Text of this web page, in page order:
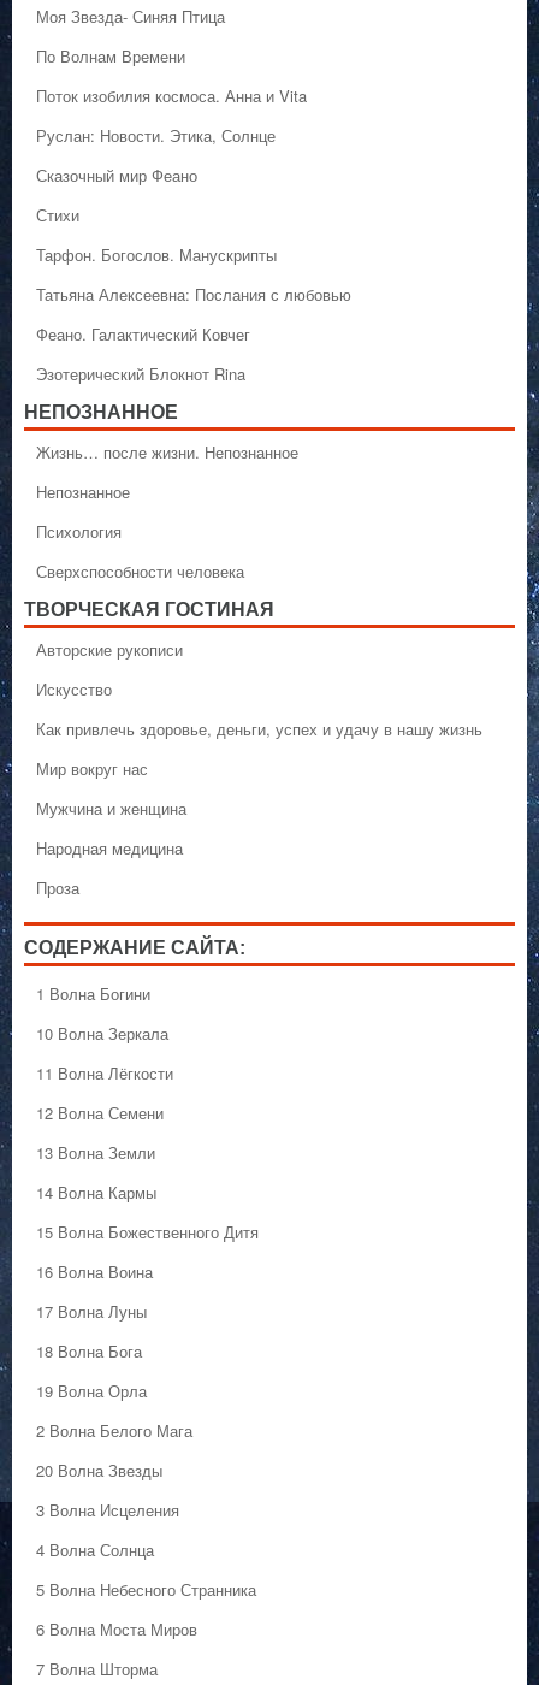
Моя Звезда- Синяя Птица
По Волнам Времени
Поток изобилия космоса. Анна и Vita
Руслан: Новости. Этика, Солнце
Сказочный мир Феано
Стихи
Тарфон. Богослов. Манускрипты
Татьяна Алексеевна: Послания с любовью
Феано. Галактический Ковчег
Эзотерический Блокнот Rina
НЕПОЗНАННОЕ
Жизнь… после жизни. Непознанное
Непознанное
Психология
Сверхспособности человека
ТВОРЧЕСКАЯ ГОСТИНАЯ
Авторские рукописи
Искусство
Как привлечь здоровье, деньги, успех и удачу в нашу жизнь
Мир вокруг нас
Мужчина и женщина
Народная медицина
Проза
СОДЕРЖАНИЕ САЙТА:
1 Волна Богини
10 Волна Зеркала
11 Волна Лёгкости
12 Волна Семени
13 Волна Земли
14 Волна Кармы
15 Волна Божественного Дитя
16 Волна Воина
17 Волна Луны
18 Волна Бога
19 Волна Орла
2 Волна Белого Мага
20 Волна Звезды
3 Волна Исцеления
4 Волна Солнца
5 Волна Небесного Странника
6 Волна Моста Миров
7 Волна Шторма